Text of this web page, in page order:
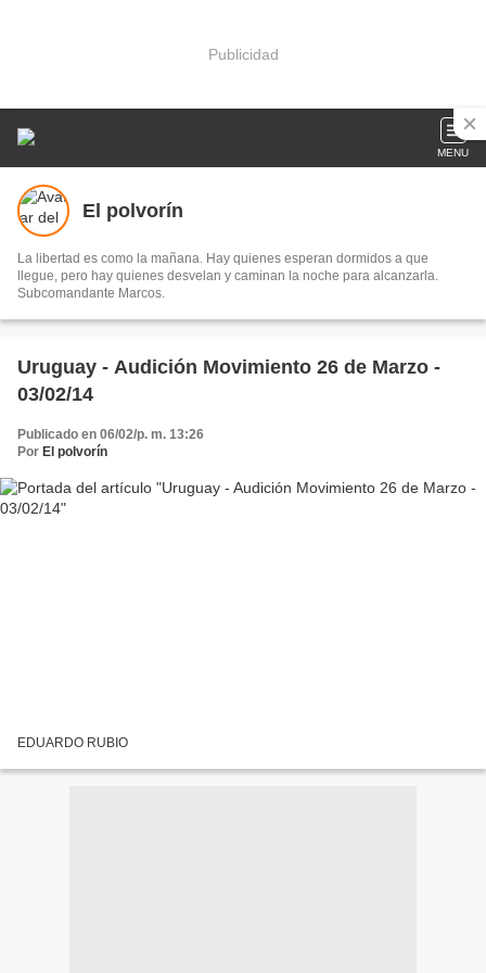
Publicidad
MENU
El polvorín
La libertad es como la mañana. Hay quienes esperan dormidos a que
llegue, pero hay quienes desvelan y caminan la noche para alcanzarla.
Subcomandante Marcos.
Uruguay - Audición Movimiento 26 de Marzo -
03/02/14
Publicado en 06/02/p. m. 13:26
Por El polvorín
EDUARDO RUBIO